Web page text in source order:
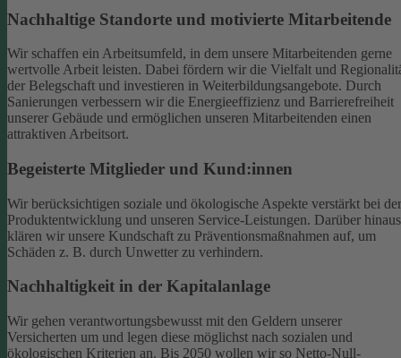
Nachhaltige Standorte und motivierte Mitarbeitende
Wir schaffen ein Arbeitsumfeld, in dem unsere Mitarbeitenden gerne
wertvolle Arbeit leisten. Dabei fördern wir die Vielfalt und
der Belegschaft und investieren in Weiterbildungsangebote. Durch
Sanierungen verbessern wir die Energieeffizienz und Barrierefreiheit
unserer Gebäude und ermöglichen unseren Mitarbeitenden einen
attraktiven Arbeitsort.
Begeisterte Mitglieder und Kund:innen
Wir berücksichtigen soziale und ökologische Aspekte verstärkt bei der
Produktentwicklung und unseren Service-Leistungen. Darüber hinaus
klären wir unsere Kundschaft zu Präventionsmaßnahmen auf, um
Schäden z. B. durch Unwetter zu verhindern.
Nachhaltigkeit in der Kapitalanlage
Wir gehen verantwortungsbewusst mit den Geldern unserer
Versicherten um und legen diese möglichst nach sozialen und
ökologischen Kriterien an. Bis 2050 wollen wir so Netto-Null-